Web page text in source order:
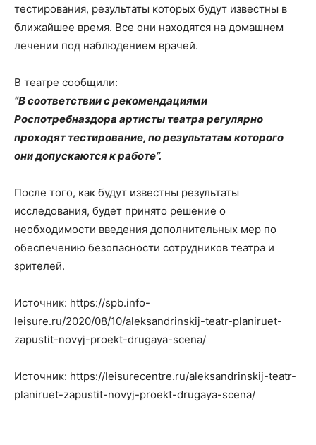
тестирования, результаты которых будут известны в
ближайшее время. Все они находятся на домашнем
лечении под наблюдением врачей.
В театре сообщили:
“В соответствии с рекомендациями
Роспотребназдора артисты театра регулярно
проходят тестирование, по результатам которого
они допускаются к работе”.
После того, как будут известны результаты
исследования, будет принято решение о
необходимости введения дополнительных мер по
обеспечению безопасности сотрудников театра и
зрителей.
Источник: https://spb.info-
leisure.ru/2020/08/10/aleksandrinskij-teatr-planiruet-
zapustit-novyj-proekt-drugaya-scena/
Источник: https://leisurecentre.ru/aleksandrinskij-teatr-
planiruet-zapustit-novyj-proekt-drugaya-scena/